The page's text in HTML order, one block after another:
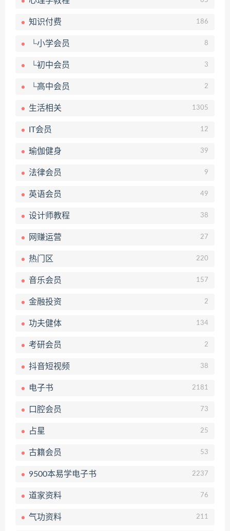
知识付费 186
└小学会员 8
└初中会员 3
└高中会员 2
生活相关 1305
IT会员 12
瑜伽健身 39
法律会员 9
英语会员 49
设计师教程 38
网赚运营 27
热门区 220
音乐会员 157
金融投资 2
功夫健体 134
考研会员 2
抖音短视频 38
电子书 2181
口腔会员 73
占星 25
古籍会员 53
9500本易学电子书 2237
道家资料 76
气功资料 211